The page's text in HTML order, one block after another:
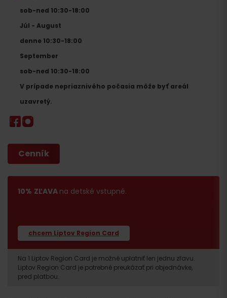
10% ZĽAVA na detské vstupné.
chcem Liptov Region Card
Na 1 Liptov Region Card je možné uplatniť len jednu zľavu.
Liptov Region Card je potrebné preukázať pri objednávke,
pred platbou.
sob-ned 10:30-18:00
Júl - August
denne 10:30-18:00
September
sob-ned 10:30-18:00
V prípade nepriaznivého počasia môže byť areál
uzavretý.
Cenník